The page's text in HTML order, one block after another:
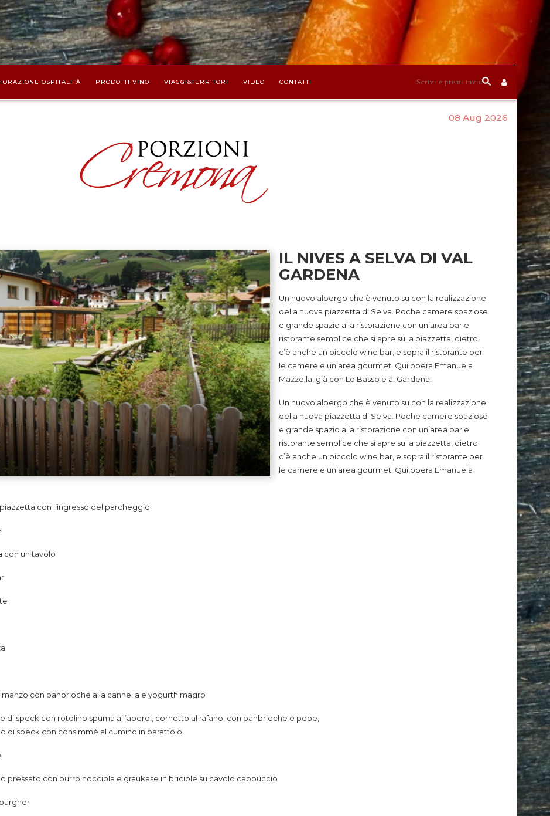
OSPITALITÀ PRODOTTI VINO VIAGGI&TERRITORI VIDEO CONTATTI
08 Aug 2026
IL NIVES A SELVA DI VAL
GARDENA
Un nuovo albergo che è venuto su con la realizzazione
della nuova piazzetta di Selva. Poche camere spaziose
e grande spazio alla ristorazione con un’area bar e
ristorante semplice che si apre sulla piazzetta, dietro
c’è anche un piccolo wine bar, e sopra il ristorante per
le camere e un’area gourmet. Qui opera Emanuela
Mazzella, già con Lo Basso e al Gardena.
Un nuovo albergo che è venuto su con la realizzazione
della nuova piazzetta di Selva. Poche camere spaziose
e grande spazio alla ristorazione con un’area bar e
ristorante semplice che si apre sulla piazzetta, dietro
c’è anche un piccolo wine bar, e sopra il ristorante per
le camere e un’area gourmet. Qui opera Emanuela
con l’ingresso del parcheggio
con un tavolo
manzo con panbrioche alla cannella e yogurth magro
di speck con rotolino spuma all’aperol, cornetto al rafano, con panbrioche e pepe,
di speck con consimmè al cumino in barattolo
pressato con burro nocciola e graukase in briciole su cavolo cappuccio